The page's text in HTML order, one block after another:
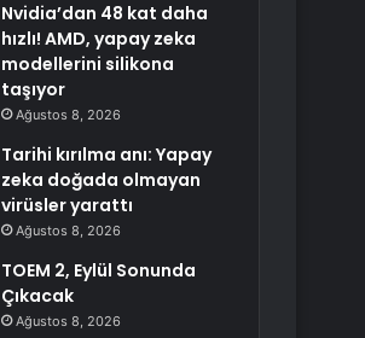
Nvidia’dan 48 kat daha
hızlı! AMD, yapay zeka
modellerini silikona
taşıyor
Ağustos 8, 2026
Tarihi kırılma anı: Yapay
zeka doğada olmayan
virüsler yarattı
Ağustos 8, 2026
TOEM 2, Eylül Sonunda
Çıkacak
Ağustos 8, 2026